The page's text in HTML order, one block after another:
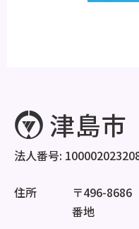
法人番号:
住所
〒496-
番地